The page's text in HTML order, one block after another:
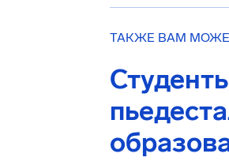
ТАКЖЕ ВАМ